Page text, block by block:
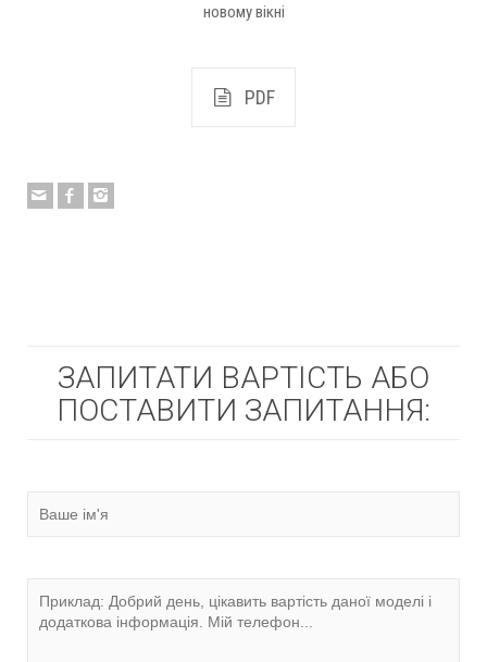
новому вікні
PDF
ЗАПИТАТИ ВАРТІСТЬ АБО
ПОСТАВИТИ ЗАПИТАННЯ: